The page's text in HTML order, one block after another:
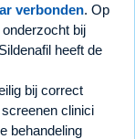
verbonden. Op
bij
heeft de
bij correct
clinici
behandeling